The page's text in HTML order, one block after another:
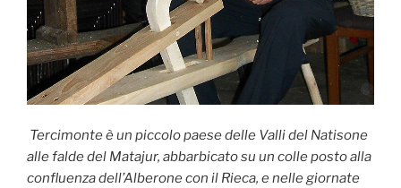
Tercimonte è un piccolo paese delle Valli del Natisone
alle falde del Matajur, abbarbicato su un colle posto alla
confluenza dell’Alberone con il Rieca, e nelle giornate